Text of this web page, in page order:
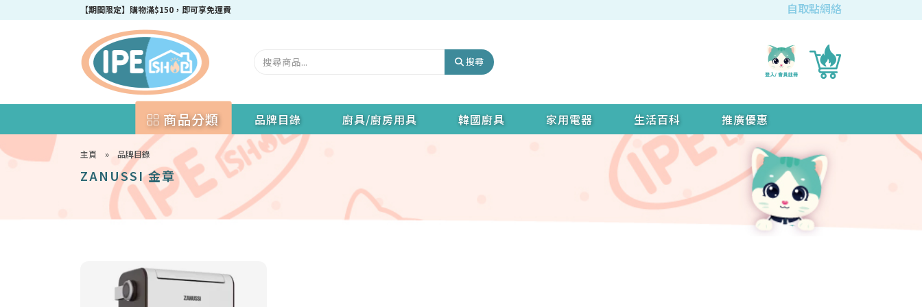
【期間限定】購物滿$150，即可享免運費 自取點網絡
搜尋
商品分類 品牌目錄 廚具/廚房用具 韓國廚具 家用電器 生活百科 推廣優惠
主頁 » 品牌目錄
ZANUSSI 金章